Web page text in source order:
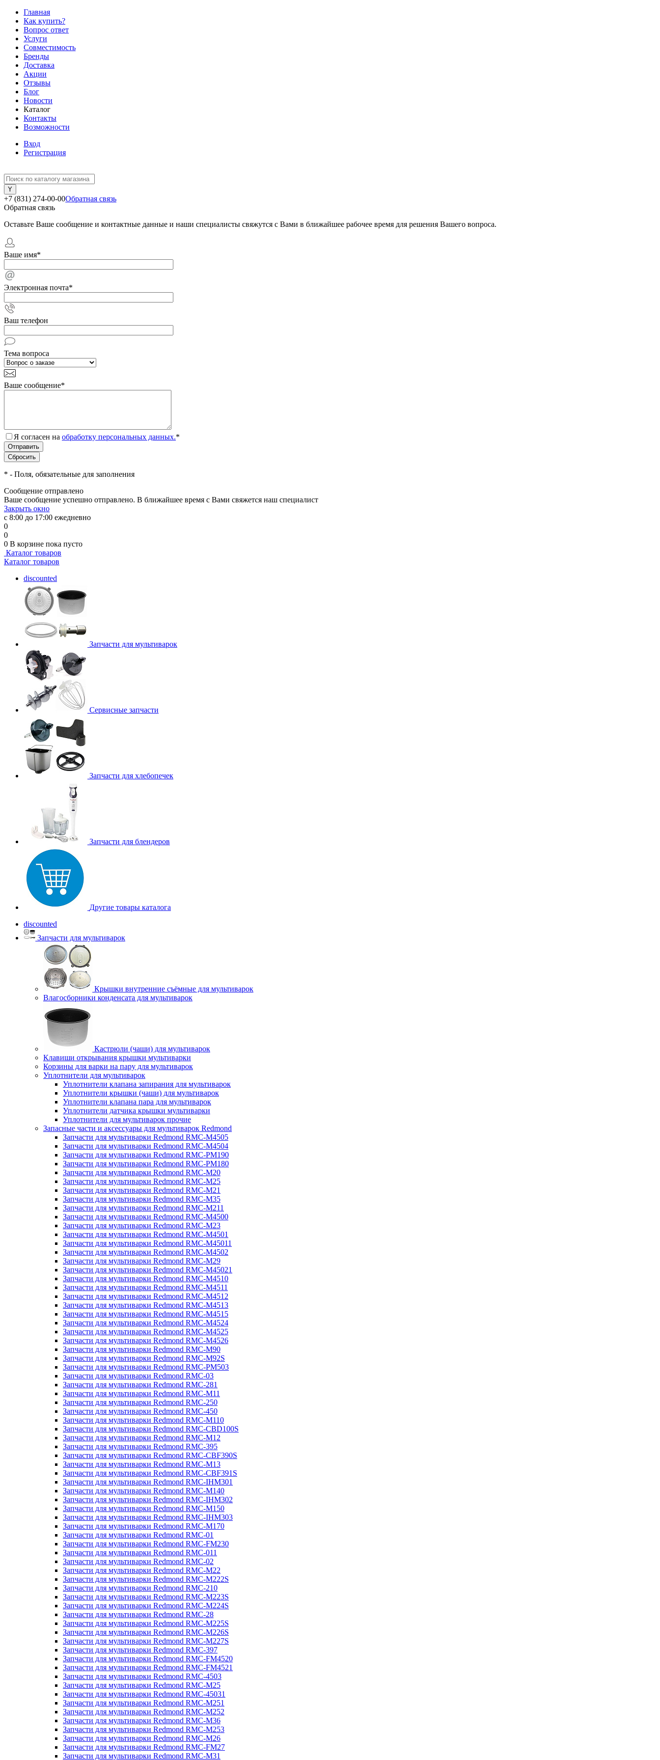
Главная
Как купить?
Вопрос ответ
Услуги
Совместимость
Бренды
Доставка
Акции
Отзывы
Блог
Новости
Каталог
Контакты
Возможности
Вход
Регистрация
+7 (831) 274-00-00Обратная связь
Обратная связь
Оставьте Ваше сообщение и контактные данные и наши специалисты свяжутся с Вами в ближайшее рабочее время для решения Вашего вопроса.
Ваше имя*
Электронная почта*
Ваш телефон
Тема вопроса
Ваше сообщение*
Я согласен на обработку персональных данных.*
* - Поля, обязательные для заполнения
Сообщение отправлено
Ваше сообщение успешно отправлено. В ближайшее время с Вами свяжется наш специалист
Закрыть окно
с 8:00 до 17:00 ежедневно
0
0
0 В корзине пока пусто
Каталог товаров
Каталог товаров
discounted
Запчасти для мультиварок
Сервисные запчасти
Запчасти для хлебопечек
Запчасти для блендеров
Другие товары каталога
discounted
Запчасти для мультиварок
Крышки внутренние съёмные для мультиварок
Влагосборники конденсата для мультиварок
Кастрюли (чаши) для мультиварок
Клавиши открывания крышки мультиварки
Корзины для варки на пару для мультиварок
Уплотнители для мультиварок
Уплотнители клапана запирания для мультиварок
Уплотнители крышки (чаши) для мультиварок
Уплотнители клапана пара для мультиварок
Уплотнители датчика крышки мультиварки
Уплотнители для мультиварок прочие
Запасные части и аксессуары для мультиварок Redmond
Запчасти для мультиварки Redmond RMC-M4505
Запчасти для мультиварки Redmond RMC-M4504
Запчасти для мультиварки Redmond RMC-PM190
Запчасти для мультиварки Redmond RMC-PM180
Запчасти для мультиварки Redmond RMC-M20
Запчасти для мультиварки Redmond RMC-M25
Запчасти для мультиварки Redmond RMC-M21
Запчасти для мультиварки Redmond RMC-M35
Запчасти для мультиварки Redmond RMC-M211
Запчасти для мультиварки Redmond RMC-M4500
Запчасти для мультиварки Redmond RMC-M23
Запчасти для мультиварки Redmond RMC-M4501
Запчасти для мультиварки Redmond RMC-M45011
Запчасти для мультиварки Redmond RMC-M4502
Запчасти для мультиварки Redmond RMC-M29
Запчасти для мультиварки Redmond RMC-M45021
Запчасти для мультиварки Redmond RMC-M4510
Запчасти для мультиварки Redmond RMC-M4511
Запчасти для мультиварки Redmond RMC-M4512
Запчасти для мультиварки Redmond RMC-M4513
Запчасти для мультиварки Redmond RMC-M4515
Запчасти для мультиварки Redmond RMC-M4524
Запчасти для мультиварки Redmond RMC-M4525
Запчасти для мультиварки Redmond RMC-M4526
Запчасти для мультиварки Redmond RMC-M90
Запчасти для мультиварки Redmond RMC-M92S
Запчасти для мультиварки Redmond RMC-PM503
Запчасти для мультиварки Redmond RMC-03
Запчасти для мультиварки Redmond RMC-281
Запчасти для мультиварки Redmond RMC-M11
Запчасти для мультиварки Redmond RMC-250
Запчасти для мультиварки Redmond RMC-450
Запчасти для мультиварки Redmond RMC-M110
Запчасти для мультиварки Redmond RMC-CBD100S
Запчасти для мультиварки Redmond RMC-M12
Запчасти для мультиварки Redmond RMC-395
Запчасти для мультиварки Redmond RMC-CBF390S
Запчасти для мультиварки Redmond RMC-M13
Запчасти для мультиварки Redmond RMC-CBF391S
Запчасти для мультиварки Redmond RMC-IHM301
Запчасти для мультиварки Redmond RMC-M140
Запчасти для мультиварки Redmond RMC-IHM302
Запчасти для мультиварки Redmond RMC-M150
Запчасти для мультиварки Redmond RMC-IHM303
Запчасти для мультиварки Redmond RMC-M170
Запчасти для мультиварки Redmond RMC-01
Запчасти для мультиварки Redmond RMC-FM230
Запчасти для мультиварки Redmond RMC-011
Запчасти для мультиварки Redmond RMC-02
Запчасти для мультиварки Redmond RMC-M22
Запчасти для мультиварки Redmond RMC-M222S
Запчасти для мультиварки Redmond RMC-210
Запчасти для мультиварки Redmond RMC-M223S
Запчасти для мультиварки Redmond RMC-M224S
Запчасти для мультиварки Redmond RMC-28
Запчасти для мультиварки Redmond RMC-M225S
Запчасти для мультиварки Redmond RMC-M226S
Запчасти для мультиварки Redmond RMC-M227S
Запчасти для мультиварки Redmond RMC-397
Запчасти для мультиварки Redmond RMC-FM4520
Запчасти для мультиварки Redmond RMC-FM4521
Запчасти для мультиварки Redmond RMC-4503
Запчасти для мультиварки Redmond RMC-M25
Запчасти для мультиварки Redmond RMC-45031
Запчасти для мультиварки Redmond RMC-M251
Запчасти для мультиварки Redmond RMC-M252
Запчасти для мультиварки Redmond RMC-M36
Запчасти для мультиварки Redmond RMC-M253
Запчасти для мультиварки Redmond RMC-M26
Запчасти для мультиварки Redmond RMC-FM27
Запчасти для мультиварки Redmond RMC-M31